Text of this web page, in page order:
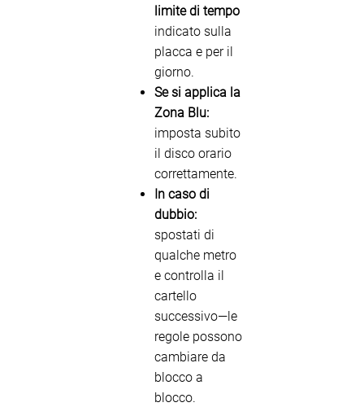
limite di tempo
indicato sulla
placca e per il
giorno.
Se si applica la
Zona Blu:
imposta subito
il disco orario
correttamente.
In caso di
dubbio:
spostati di
qualche metro
e controlla il
cartello
successivo—le
regole possono
cambiare da
blocco a
blocco.